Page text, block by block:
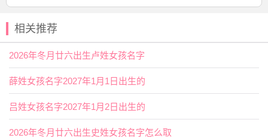
2025年腊月十五出生梁姓女孩名字
叫什么宜用字
【吉】是指吉祥；吉利，与“凶”相对；有利的，
也有善，贤，美的意思。用作人名意指吉利、美满、
之义；
【棋】如棋功，下棋造诣；如棋仙，指棋艺高超,以弈棋
为乐的人；如棋名，棋艺卓越的名声。用作人名意指吉祥、
相关推荐
2026年冬月廿六出生卢姓女孩名字
薛姓女孩名字2027年1月1日出生的
吕姓女孩名字2027年1月2日出生的
2026年冬月廿六出生史姓女孩名字怎么取